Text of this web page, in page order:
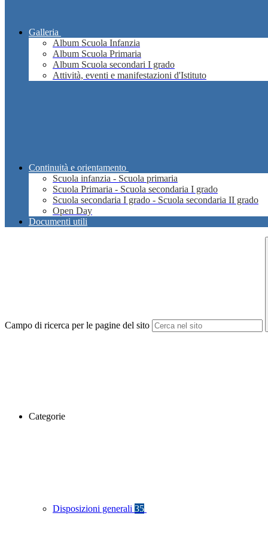
Galleria
Album Scuola Infanzia
Album Scuola Primaria
Album Scuola secondari I grado
Attività, eventi e manifestazioni d'Istituto
Continuità e orientamento
Scuola infanzia - Scuola primaria
Scuola Primaria - Scuola secondaria I grado
Scuola secondaria I grado - Scuola secondaria II grado
Open Day
Documenti utili
Campo di ricerca per le pagine del sito
Categorie
Disposizioni generali 35